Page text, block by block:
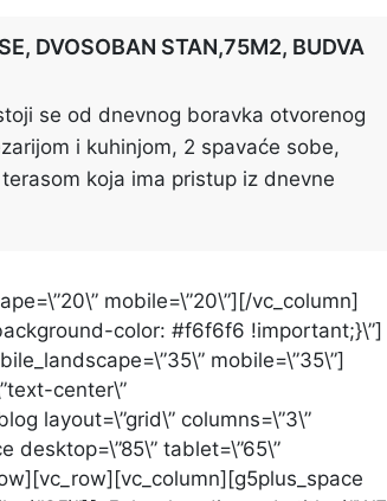
Postoji i mogućnost proširenja za
su izvedeni […]
DVOSOBAN STAN,75M2, BUDVA
se od dnevnog boravka otvorenog
i kuhinjom, 2 spavaće sobe,
koja ima pristup iz dnevne
se kompletno namješten i ima
mobile=\”20\”][/vc_column]
color: #f6f6f6 !important;}\”]
mobile=\”35\”]
center\”
layout=\”grid\” columns=\”3\”
desktop=\”85\” tablet=\”65\”